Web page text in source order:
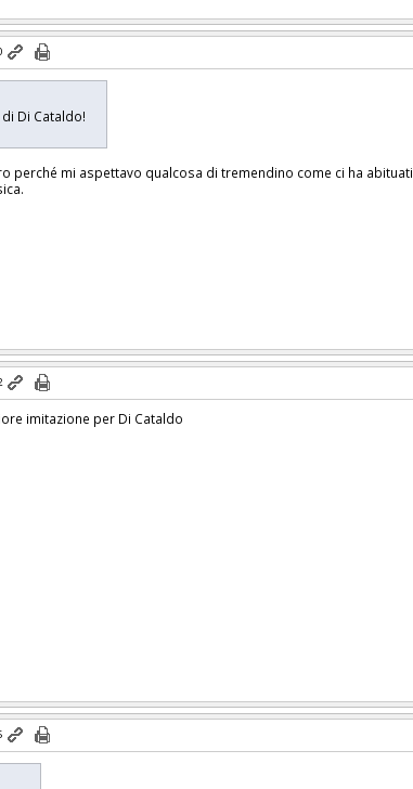
Di Cataldo!
perché mi aspettavo qualcosa di tremendino come ci ha abituati
imitazione per Di Cataldo